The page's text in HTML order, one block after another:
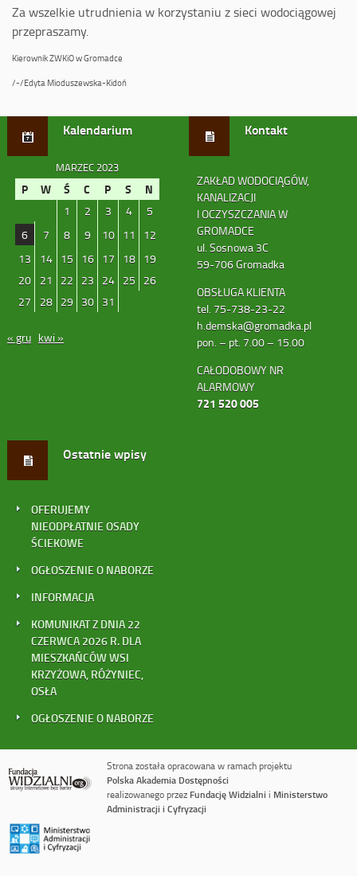
Za wszelkie utrudnienia w korzystaniu z sieci wodociągowej
przepraszamy.
Kierownik ZWKiO w Gromadce
/-/Edyta Mioduszewska-Kidoń
Kalendarium
MARZEC 2023
P W Ś C P S N
1 2 3 4
5
6
7 8 9 10 11
12
13
14 15 16 17 18
19
20
21 22 23 24 25
26
27
28 29 30 31
« gru kwi »
Kontakt
ZAKŁAD WODOCIĄGÓW,
KANALIZACJI
I OCZYSZCZANIA W
GROMADCE
ul. Sosnowa 3C
59-706 Gromadka
OBSŁUGA KLIENTA
tel. 75-738-23-22
h.demska@gromadka.pl
pon. – pt. 7.00 – 15.00
CAŁODOBOWY NR
ALARMOWY
721 520 005
Ostatnie wpisy
OFERUJEMY
NIEODPŁATNIE OSADY
ŚCIEKOWE
OGŁOSZENIE O NABORZE
INFORMACJA
KOMUNIKAT Z DNIA 22
CZERWCA 2026 R. DLA
MIESZKAŃCÓW WSI
KRZYŻOWA, RÓŻYNIEC,
OSŁA
OGŁOSZENIE O NABORZE
Strona została opracowana w ramach projektu
Polska Akademia Dostępności
realizowanego przez Fundację Widzialni i Ministerstwo
Administracji i Cyfryzacji